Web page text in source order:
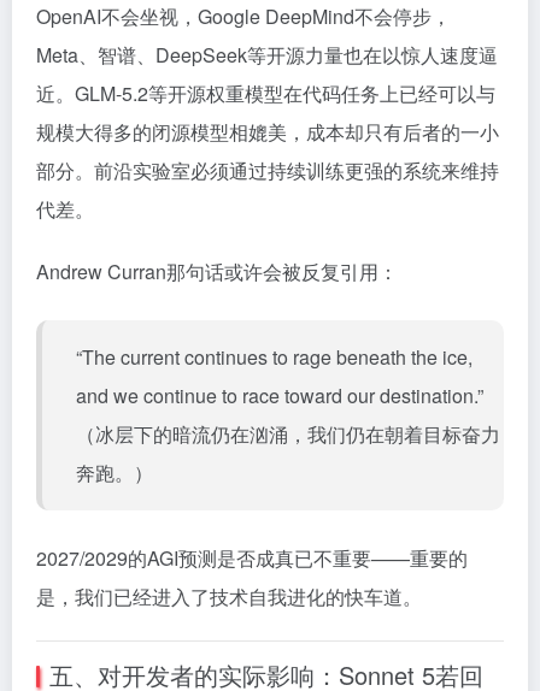
OpenAI不会坐视，Google DeepMind不会停步，
Meta、智谱、DeepSeek等开源力量也在以惊人速度逼
近。GLM-5.2等开源权重模型在代码任务上已经可以与
规模大得多的闭源模型相媲美，成本却只有后者的一小
部分。前沿实验室必须通过持续训练更强的系统来维持
代差。
Andrew Curran那句话或许会被反复引用：
“The current continues to rage beneath the ice,
and we continue to race toward our destination.”
（冰层下的暗流仍在汹涌，我们仍在朝着目标奋力
奔跑。）
2027/2029的AGI预测是否成真已不重要——重要的
是，我们已经进入了技术自我进化的快车道。
五、对开发者的实际影响：Sonnet 5若回